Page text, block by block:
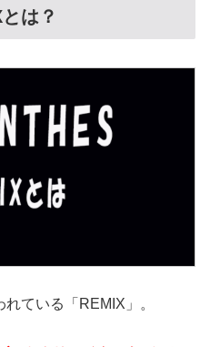
は？
ている「REMIX」。